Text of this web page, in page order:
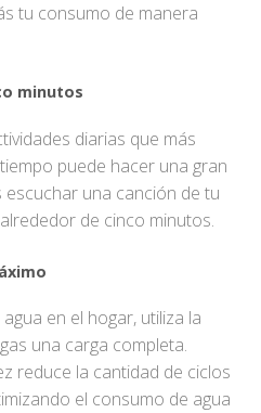
tu consumo de manera
minutos
diarias que más
puede hacer una gran
una canción de tu
de cinco minutos.
en el hogar, utiliza la
una carga completa.
reduce la cantidad de ciclos
el consumo de agua